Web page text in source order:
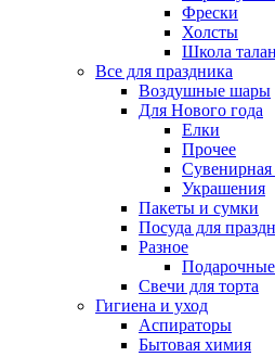
Фрески
Холсты
Школа
Все для праздника
Воздушные шары
Для Нового года
Елки
Прочее
Украшения
Пакеты и сумки
Посуда для
Разное
Свечи для торта
Гигиена и уход
Аспираторы
Бытовая химия